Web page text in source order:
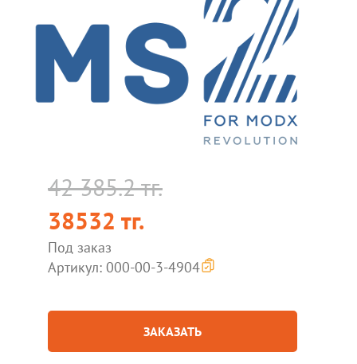
42 385.2 тг.
38532 тг.
Под заказ
Артикул: 000-00-3-4904
ЗАКАЗАТЬ